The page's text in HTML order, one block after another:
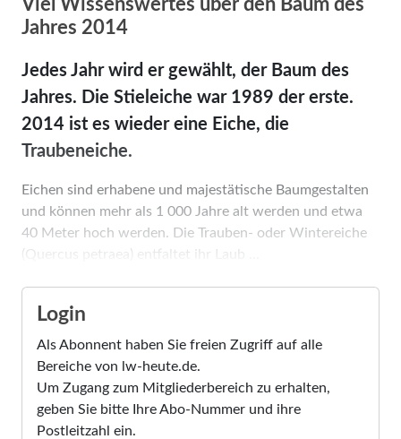
Viel Wissenswertes über den Baum des
Jahres 2014
Jedes Jahr wird er gewählt, der Baum des
Jahres. Die Stieleiche war 1989 der erste.
2014 ist es wieder eine Eiche, die
Traubeneiche.
Eichen sind erhabene und majestätische Baumgestalten
und können mehr als 1 000 Jahre alt werden und etwa
40 Meter hoch werden. Die Trauben- oder Wintereiche
(Quercus petraea) entfaltet ihr Laub ...
Login
Als Abonnent haben Sie freien Zugriff auf alle
Bereiche von lw-heute.de.
Um Zugang zum Mitgliederbereich zu erhalten,
geben Sie bitte Ihre Abo-Nummer und ihre
Postleitzahl ein.